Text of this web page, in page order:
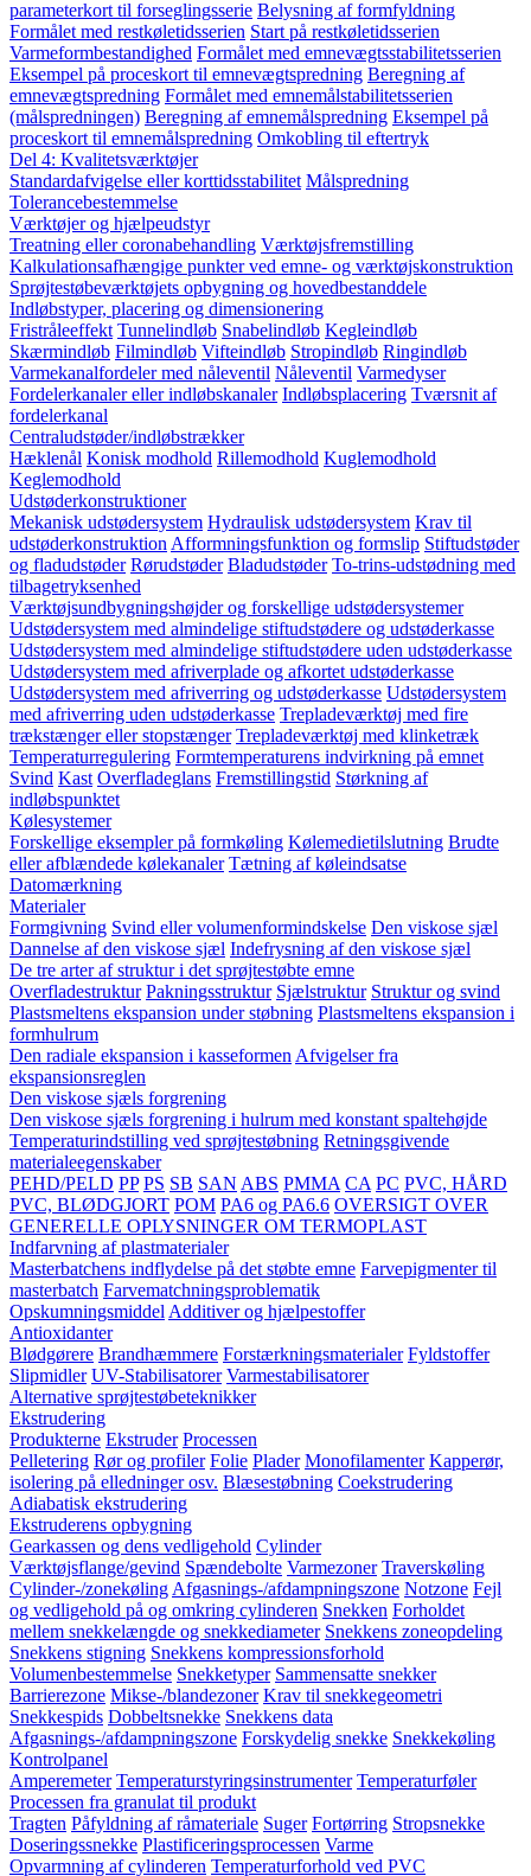
parameterkort til forseglingsserie Belysning af formfyldning
Formålet med restkøletidsserien Start på restkøletidsserien
Varmeformbestandighed Formålet med emnevægtsstabilitetsserien
Eksempel på proceskort til emnevægtspredning Beregning af
emnevægtspredning Formålet med emnemålstabilitetsserien
(målspredningen) Beregning af emnemålspredning Eksempel på
proceskort til emnemålspredning Omkobling til eftertryk
Del 4: Kvalitetsværktøjer
Standardafvigelse eller korttidsstabilitet Målspredning
Tolerancebestemmelse
Værktøjer og hjælpeudstyr
Treatning eller coronabehandling Værktøjsfremstilling
Kalkulationsafhængige punkter ved emne- og værktøjskonstruktion
Sprøjtestøbeværktøjets opbygning og hovedbestanddele
Indløbstyper, placering og dimensionering
Fristråleeffekt Tunnelindløb Snabelindløb Kegleindløb
Skærmindløb Filmindløb Vifteindløb Stropindløb Ringindløb
Varmekanalfordeler med nåleventil Nåleventil Varmedyser
Fordelerkanaler eller indløbskanaler Indløbsplacering Tværsnit af
fordelerkanal
Centraludstøder/indløbstrækker
Hæklenål Konisk modhold Rillemodhold Kuglemodhold
Keglemodhold
Udstøderkonstruktioner
Mekanisk udstødersystem Hydraulisk udstødersystem Krav til
udstøderkonstruktion Afformningsfunktion og formslip Stiftudstøder
og fladudstøder Rørudstøder Bladudstøder To-trins-udstødning med
tilbagetryksenhed
Værktøjsundbygningshøjder og forskellige udstødersystemer
Udstødersystem med almindelige stiftudstødere og udstøderkasse
Udstødersystem med almindelige stiftudstødere uden udstøderkasse
Udstødersystem med afriverplade og afkortet udstøderkasse
Udstødersystem med afriverring og udstøderkasse Udstødersystem
med afriverring uden udstøderkasse Trepladeværktøj med fire
trækstænger eller stopstænger Trepladeværktøj med klinketræk
Temperaturregulering Formtemperaturens indvirkning på emnet
Svind Kast Overfladeglans Fremstillingstid Størkning af
indløbspunktet
Kølesystemer
Forskellige eksempler på formkøling Kølemedietilslutning Brudte
eller afblændede kølekanaler Tætning af køleindsatse
Datomærkning
Materialer
Formgivning Svind eller volumenformindskelse Den viskose sjæl
Dannelse af den viskose sjæl Indefrysning af den viskose sjæl
De tre arter af struktur i det sprøjtestøbte emne
Overfladestruktur Pakningsstruktur Sjælstruktur Struktur og svind
Plastsmeltens ekspansion under støbning Plastsmeltens ekspansion i
formhulrum
Den radiale ekspansion i kasseformen Afvigelser fra
ekspansionsreglen
Den viskose sjæls forgrening
Den viskose sjæls forgrening i hulrum med konstant spaltehøjde
Temperaturindstilling ved sprøjtestøbning Retningsgivende
materialeegenskaber
PEHD/PELD PP PS SB SAN ABS PMMA CA PC PVC, HÅRD
PVC, BLØDGJORT POM PA6 og PA6.6 OVERSIGT OVER
GENERELLE OPLYSNINGER OM TERMOPLAST
Indfarvning af plastmaterialer
Masterbatchens indflydelse på det støbte emne Farvepigmenter til
masterbatch Farvematchningsproblematik
Opskumningsmiddel Additiver og hjælpestoffer
Antioxidanter
Blødgørere Brandhæmmere Forstærkningsmaterialer Fyldstoffer
Slipmidler UV-Stabilisatorer Varmestabilisatorer
Alternative sprøjtestøbeteknikker
Ekstrudering
Produkterne Ekstruder Processen
Pelletering Rør og profiler Folie Plader Monofilamenter Kapperør,
isolering på elledninger osv. Blæsestøbning Coekstrudering
Adiabatisk ekstrudering
Ekstruderens opbygning
Gearkassen og dens vedligehold Cylinder
Værktøjsflange/gevind Spændebolte Varmezoner Traverskøling
Cylinder-/zonekøling Afgasnings-/afdampningszone Notzone Fejl
og vedligehold på og omkring cylinderen Snekken Forholdet
mellem snekkelængde og snekkediameter Snekkens zoneopdeling
Snekkens stigning Snekkens kompressionsforhold
Volumenbestemmelse Snekketyper Sammensatte snekker
Barrierezone Mikse-/blandezoner Krav til snekkegeometri
Snekkespids Dobbeltsnekke Snekkens data
Afgasnings-/afdampningszone Forskydelig snekke Snekkekøling
Kontrolpanel
Amperemeter Temperaturstyringsinstrumenter Temperaturføler
Processen fra granulat til produkt
Tragten Påfyldning af råmateriale Suger Fortørring Stropsnekke
Doseringssnekke Plastificeringsprocessen Varme
Opvarmning af cylinderen Temperaturforhold ved PVC